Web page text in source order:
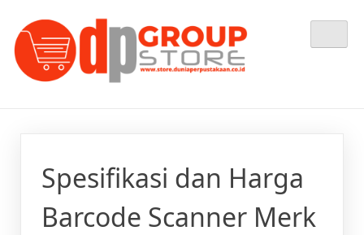
content
Dunia Perpustakaan STORE
Spesifikasi dan Harga
Barcode Scanner Merk